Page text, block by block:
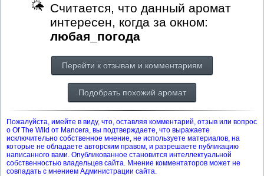
Считается, что данный аромат
интересен, когда за окном:
любая_погода
Перейти к отзывам и комментариям
Подобрать похожий аромат
Пожалуйста, имейте в виду, что, оставляя комментарий, отзыв или вопрос
о Of The Wild от Mancera, вы подтверждаете, что выражаете
исключительно собственное мнение, не используете материалов, на
которые не обладаете авторским правом, и разрешаете публикацию
написанного вами. Опубликованное становится интеллектуальной
собственностью владельцев сайта. Мнение комментаторов может не
совпадать с мнением Администрации сайта.